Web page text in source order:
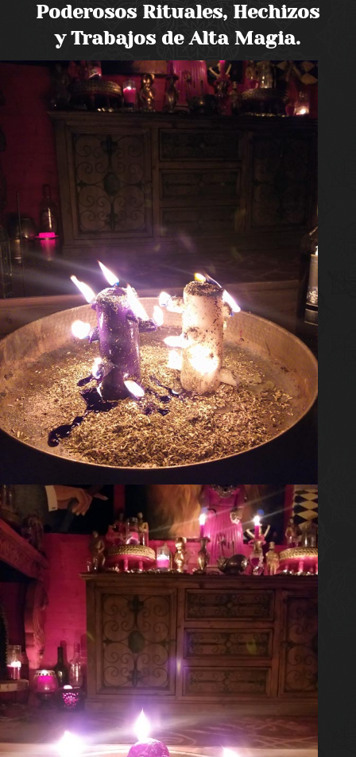
Poderosos Rituales, Hechizos
y Trabajos de Alta Magia.